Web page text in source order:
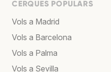
CERQUES POPULARS
Vols a Madrid
Vols a Barcelona
Vols a Palma
Vols a Sevilla